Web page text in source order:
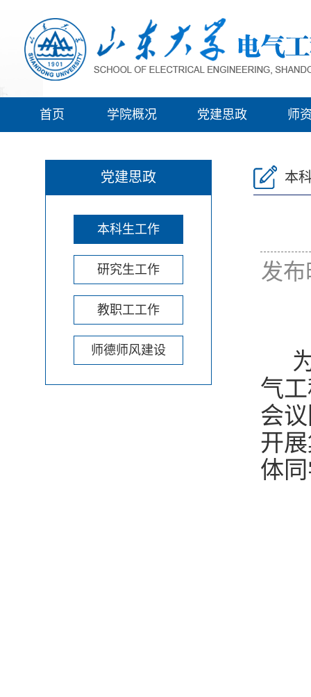
首页 学院概况 党建思政 师
党建思政
本科生工作
研究生工作
教职工工作
师德师风建设
本
发
气
会
开
体